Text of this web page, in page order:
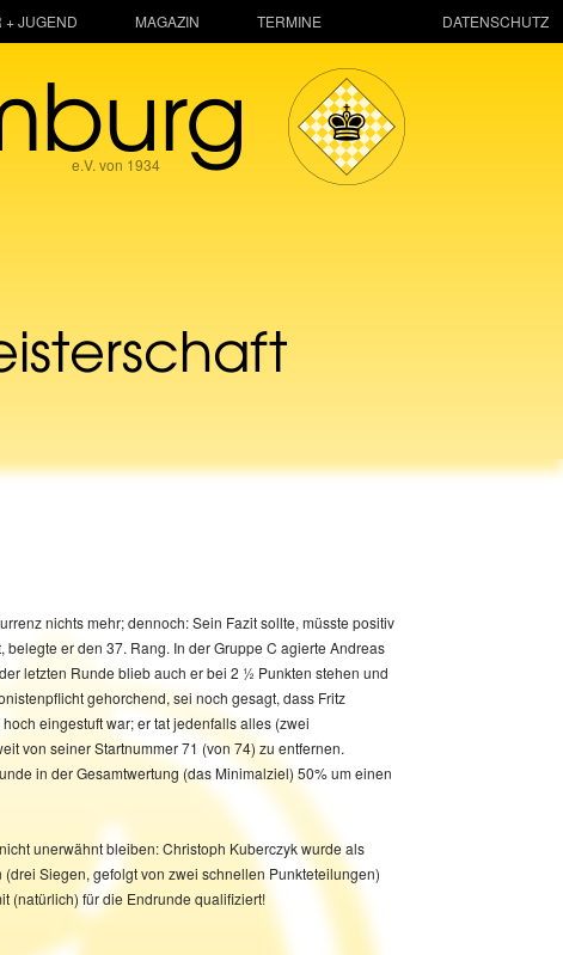
+ JUGEND MAGAZIN TERMINE
e.V. von 1934
nichts mehr; dennoch: Sein Fazit sollte, müsste positiv
belegte er den 37. Rang. In der Gruppe C agierte Andreas
letzten Runde blieb auch er bei 2 ½ Punkten stehen und
gehorchend, sei noch gesagt, dass Fritz
unerwähnt bleiben: Christoph Kuberczyk wurde als
(natürlich) für die Endrunde qualifiziert!
DATENSCHUTZ